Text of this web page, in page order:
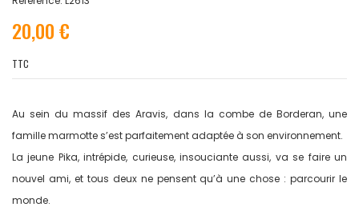
20,00 €
TTC
Au sein du massif des Aravis, dans la combe de Borderan, une
famille marmotte s’est parfaitement adaptée à son environnement.
La jeune Pika, intrépide, curieuse, insouciante aussi, va se faire un
nouvel ami, et tous deux ne pensent qu’à une chose : parcourir le
monde.